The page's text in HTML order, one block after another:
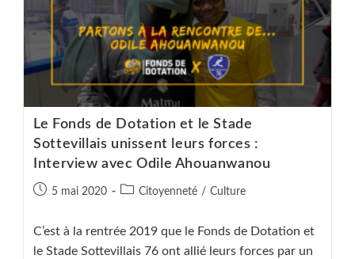
Le Fonds de Dotation et le Stade
Sottevillais unissent leurs forces :
Interview avec Odile Ahouanwanou
Publication
5 mai 2020
PostCitoyenneté / Culture
C’est à la rentrée 2019 que le Fonds de Dotation et
le Stade Sottevillais 76 ont allié leurs forces par un